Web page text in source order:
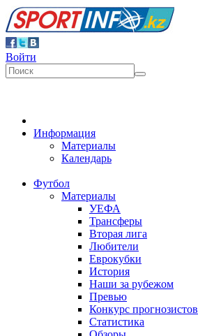
Войти
Информация
Материалы
Календарь
Футбол
Материалы
УЕФА
Трансферы
Вторая лига
Любители
Еврокубки
История
Наши за рубежом
Превью
Конкурс прогнозистов
Статистика